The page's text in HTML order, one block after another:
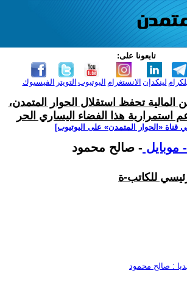
تابعونا على:
الفيسبوك التويتر اليوتيوب الانستغرام لينكدإن
المالية تحفظ استقلال الحوار المتمدن،
استمرارية هذا الفضاء اليساري الحر
قناة ‫«الحوار المتمدن» على اليوتيوب]
موبايل - صالح محمود
للكاتب-ة
: صالح محمود